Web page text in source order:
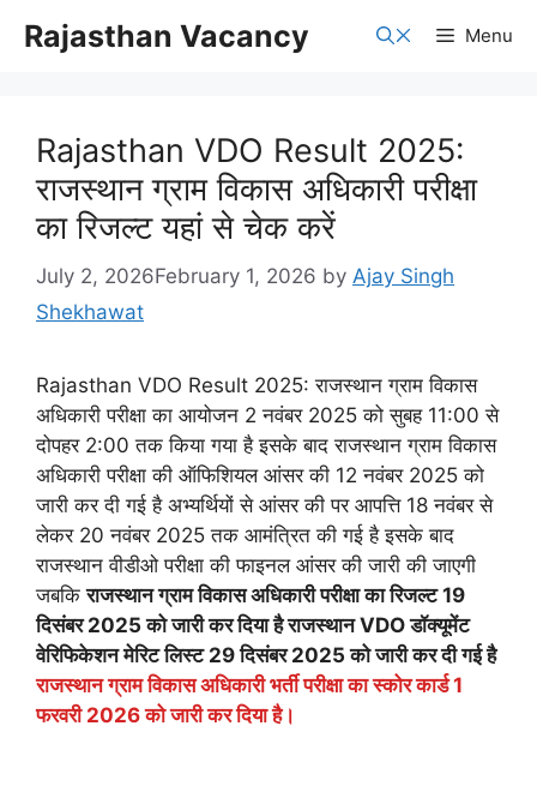
Rajasthan Vacancy Menu
Rajasthan VDO Result 2025:
राजस्थान ग्राम विकास अधिकारी परीक्षा
का रिजल्ट यहां से चेक करें
July 2, 2026February 1, 2026 by Ajay Singh
Shekhawat
Rajasthan VDO Result 2025: राजस्थान ग्राम विकास
अधिकारी परीक्षा का आयोजन 2 नवंबर 2025 को सुबह 11:00 से
दोपहर 2:00 तक किया गया है इसके बाद राजस्थान ग्राम विकास
अधिकारी परीक्षा की ऑफिशियल आंसर की 12 नवंबर 2025 को
जारी कर दी गई है अभ्यर्थियों से आंसर की पर आपत्ति 18 नवंबर से
लेकर 20 नवंबर 2025 तक आमंत्रित की गई है इसके बाद
राजस्थान वीडीओ परीक्षा की फाइनल आंसर की जारी की जाएगी
जबकिराजस्थान ग्राम विकास अधिकारी परीक्षा का रिजल्ट 19
दिसंबर 2025 को जारी कर दिया है राजस्थान VDO डॉक्यूमेंट
वेरिफिकेशन मेरिट लिस्ट 29 दिसंबर 2025 को जारी कर दी गई है
राजस्थान ग्राम विकास अधिकारी भर्ती परीक्षा का स्कोर कार्ड 1
फरवरी 2026 को जारी कर दिया है।